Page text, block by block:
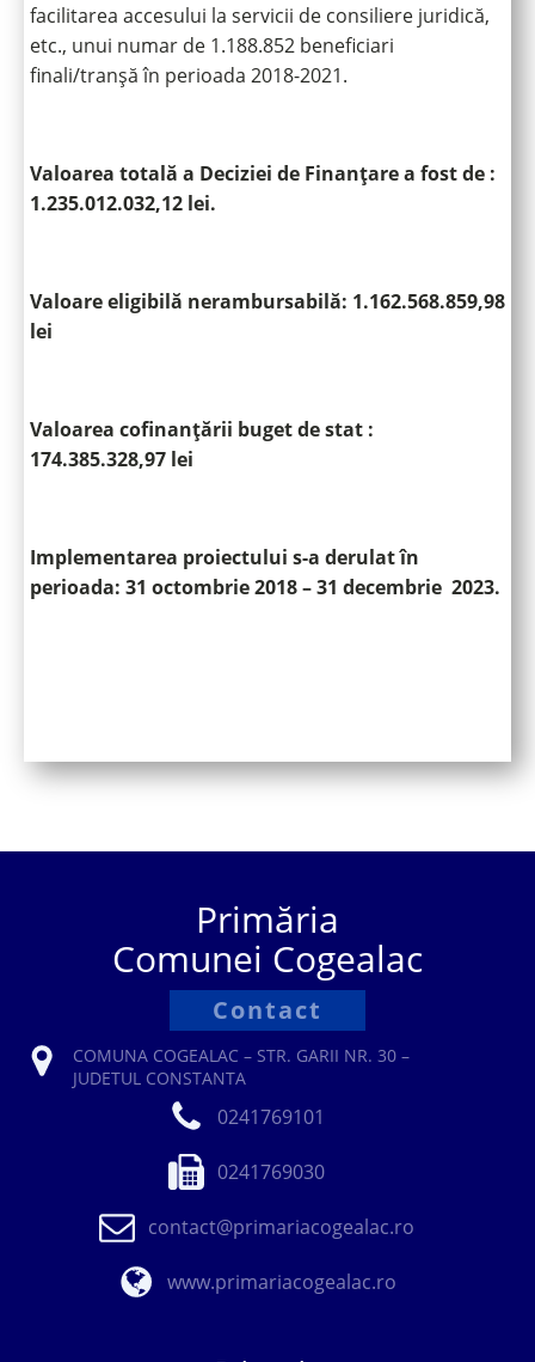
facilitarea accesului la servicii de consiliere juridică,
etc., unui numar de 1.188.852 beneficiari
finali/tranșă în perioada 2018-2021.
Valoarea totală a Deciziei de Finanțare a fost de :
1.235.012.032,12 lei.
Valoare eligibilă nerambursabilă: 1.162.568.859,98
lei
Valoarea cofinanțării buget de stat :
174.385.328,97 lei
Implementarea proiectului s-a derulat în
perioada: 31 octombrie 2018 – 31 decembrie 2023.
Primăria
Comunei Cogealac
Contact
COMUNA COGEALAC – STR. GARII NR. 30 –
JUDETUL CONSTANTA
0241769101
0241769030
contact@primariacogealac.ro
www.primariacogealac.ro